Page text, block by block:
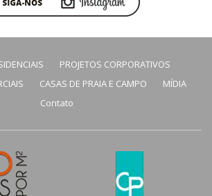
PROJETOS CORPORATIVOS
CASAS DE PRAIA E CAMPO
MÍDIA
Contato